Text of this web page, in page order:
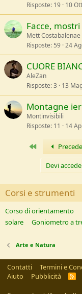
Risposte 19 10
Facce,
Mett Costabalenae
Risposte 59 24
CUORE
AleZan
Risposte 3 13
Montagne
Montinvisibili
Risposte 11 14
Primo
Devi
Corsi e strumenti
Corso di orientamento
solare
Goniometro a
Arte e Natura
Contatti Termini e
Aiuto
Pubblicità
R